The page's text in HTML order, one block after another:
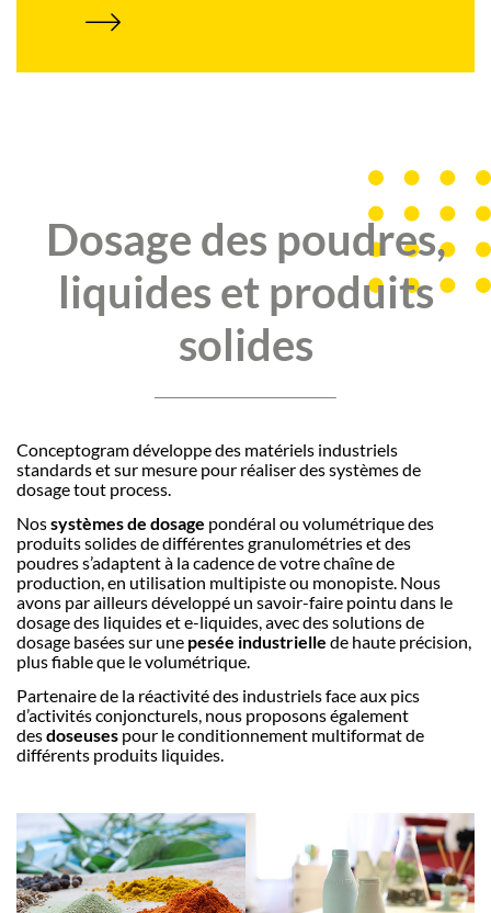
Dosage des poudres,
liquides et produits
solides
Conceptogram développe des matériels industriels
standards et sur mesure pour réaliser des systèmes de
dosage tout process.
Nossystèmes de dosage pondéral ou volumétrique des
produits solides de différentes granulométries et des
poudres s’adaptent à la cadence de votre chaîne de
production, en utilisation multipiste ou monopiste. Nous
avons par ailleurs développé un savoir-faire pointu dans le
dosage des liquides et e-liquides, avec des solutions de
dosage basées sur une pesée industrielle de haute précision,
plus fiable que le volumétrique.
Partenaire de la réactivité des industriels face aux pics
d’activités conjoncturels, nous proposons également
desdoseuses pour le conditionnement multiformat de
différents produits liquides.